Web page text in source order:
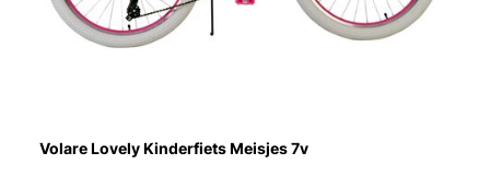
Volare Lovely Kinderfiets Meisjes 7v